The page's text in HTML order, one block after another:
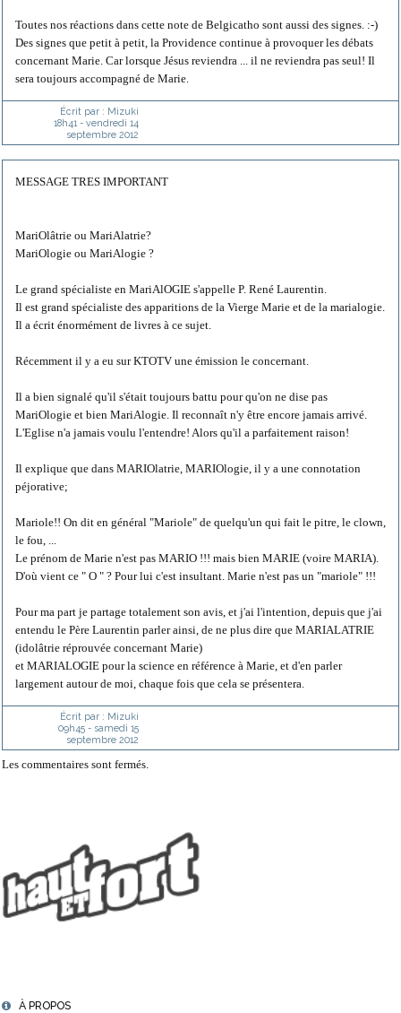
À PROPOS
Toutes nos réactions dans cette note de Belgicatho sont aussi des signes. :-)
Des signes que petit à petit, la Providence continue à provoquer les débats
concernant Marie. Car lorsque Jésus reviendra ... il ne reviendra pas seul! Il
sera toujours accompagné de Marie.
Écrit par : Mizuki
18h41 - vendredi 14
septembre 2012
MESSAGE TRES IMPORTANT
MariOlâtrie ou MariAlatrie?
MariOlogie ou MariAlogie ?
Le grand spécialiste en MariAlOGIE s'appelle P. René Laurentin.
Il est grand spécialiste des apparitions de la Vierge Marie et de la marialogie.
Il a écrit énormément de livres à ce sujet.
Récemment il y a eu sur KTOTV une émission le concernant.
Il a bien signalé qu'il s'était toujours battu pour qu'on ne dise pas
MariOlogie et bien MariAlogie. Il reconnaît n'y être encore jamais arrivé.
L'Eglise n'a jamais voulu l'entendre! Alors qu'il a parfaitement raison!
Il explique que dans MARIOlatrie, MARIOlogie, il y a une connotation
péjorative;
Mariole!! On dit en général "Mariole" de quelqu'un qui fait le pitre, le clown,
le fou, ...
Le prénom de Marie n'est pas MARIO !!! mais bien MARIE (voire MARIA).
D'où vient ce " O " ? Pour lui c'est insultant. Marie n'est pas un "mariole" !!!
Pour ma part je partage totalement son avis, et j'ai l'intention, depuis que j'ai
entendu le Père Laurentin parler ainsi, de ne plus dire que MARIALATRIE
(idolâtrie réprouvée concernant Marie)
et MARIALOGIE pour la science en référence à Marie, et d'en parler
largement autour de moi, chaque fois que cela se présentera.
Écrit par : Mizuki
09h45- samedi 15
septembre 2012
Les commentaires sont fermés.